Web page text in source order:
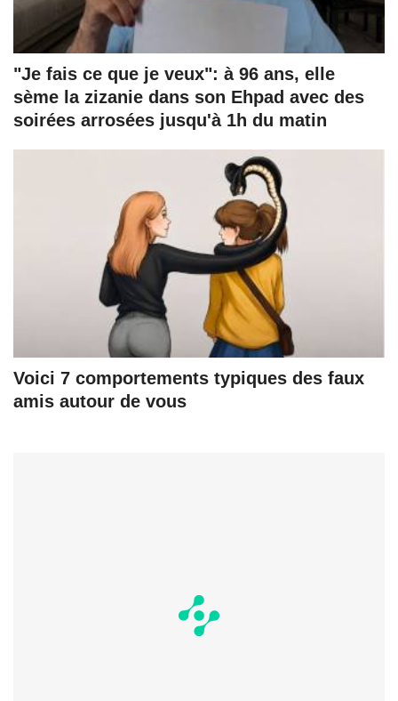
"Je fais ce que je veux": à 96 ans, elle
sème la zizanie dans son Ehpad avec des
soirées arrosées jusqu'à 1h du matin
Voici 7 comportements typiques des faux
amis autour de vous